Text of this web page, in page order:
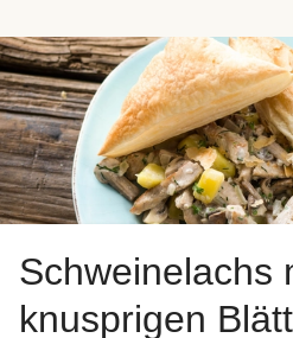
Schweinelachs
knusprigen